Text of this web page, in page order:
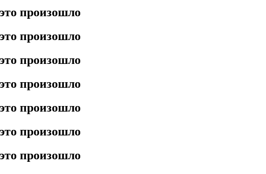
произошло
произошло
произошло
произошло
произошло
произошло
произошло